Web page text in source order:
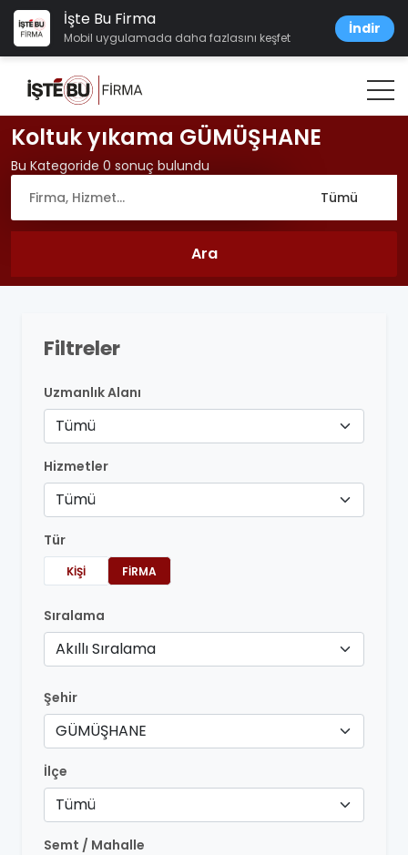
İşte Bu Firma
Mobil uygulamada daha fazlasını keşfet
İndir
Koltuk yıkama GÜMÜŞHANE
Bu Kategoride 0 sonuç bulundu
Filtreler
Uzmanlık Alanı
Tümü
Hizmetler
Tümü
Tür
KIŞI FIRMA
Sıralama
Akıllı Sıralama
Şehir
GÜMÜŞHANE
İlçe
Tümü
Semt / Mahalle